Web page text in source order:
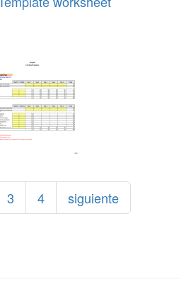
3 4 siguiente